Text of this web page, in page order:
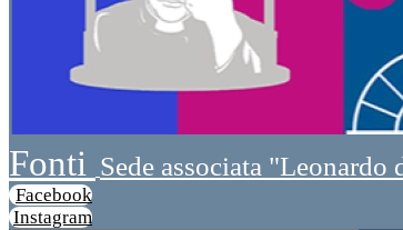
Fonti Sede associata
Facebook
Instagram